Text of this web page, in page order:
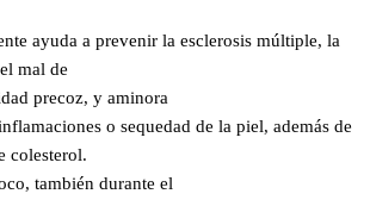
ayuda a prevenir la esclerosis múltiple, la
mal de
precoz, y aminora
o sequedad de la piel, además de
colesterol.
también durante el